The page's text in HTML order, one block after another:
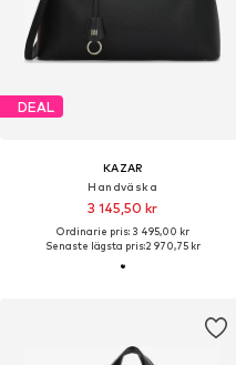
DEAL
KAZAR
Handväska
3 145,50 kr
Ordinarie pris: 3 495,00 kr
Senaste lägsta pris:2 970,75 kr